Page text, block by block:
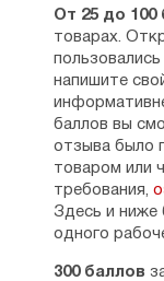
От 25 до 100
товарах.
напишите
баллов вы
отзыва было
товаром или
требования,
Здесь и ниже
одного
300 баллов